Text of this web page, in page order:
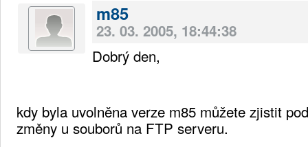
m85
23. 03. 2005, 18:44:38
Dobrý den,
kdy byla uvolněna verze m85 můžete zjistit
změny u souborů na FTP serveru.